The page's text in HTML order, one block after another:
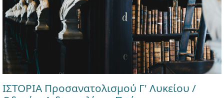
ΙΣΤΟΡΙΑ Προσανατολισμού Γ' Λυκείου /